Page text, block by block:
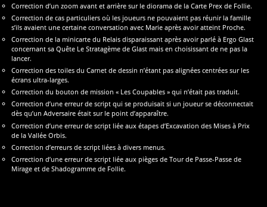
Correction d’un zoom avant et arrière sur le diorama de la Carte Prex de Follie.
Correction de cas particuliers où les joueurs ne pouvaient pas réunir la famille
s’ils avaient une certaine conversation avec Marie après avoir atteint Proche.
Correction de la minicarte du Relais disparaissant après avoir parlé à Ergo Glast
concernant sa Quête Le Stratagème de Glast mais en choisissant de ne pas la
lancer.
Correction des toiles du Carnet de dessin n’étant pas alignées centrées sur les
écrans ultra-larges.
Correction du bouton de mission « Les Coupables » qui n’était pas traduit.
Correction d’une erreur de script qui se produisait si un joueur se déconnectait
dès qu’un Adversaire était sur le point d’apparaître.
Correction d’une erreur de script liée aux étapes d’Excavation des Mises à Prix
de la Vallée Orbis.
Correction d’erreurs de script liées à divers menus.
Correction d’une erreur de script liée aux pièges de Tour de Passe-Passe de
Mirage et de Shadogramme de Follie.